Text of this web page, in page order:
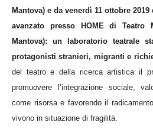
Mantova) e da venerdì 11 ottobre
avanzato presso HOME di Teatro
Mantova): un laboratorio teatrale
protagonisti stranieri, migranti e
del teatro e della ricerca artistica il
promuovere l’integrazione sociale,
come risorsa e favorendo il
vivono in situazione di fragilità.